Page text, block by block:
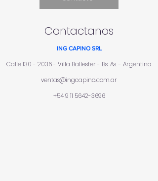
Contactanos
ING CAPINO SRL
Calle130 - 2036- Villa Ballester - Bs. As. - Argentina
ventas@ingcapino.com.ar
+54 9 11 5642-3696